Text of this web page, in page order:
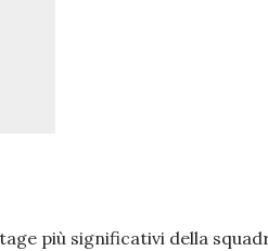
più significativi della